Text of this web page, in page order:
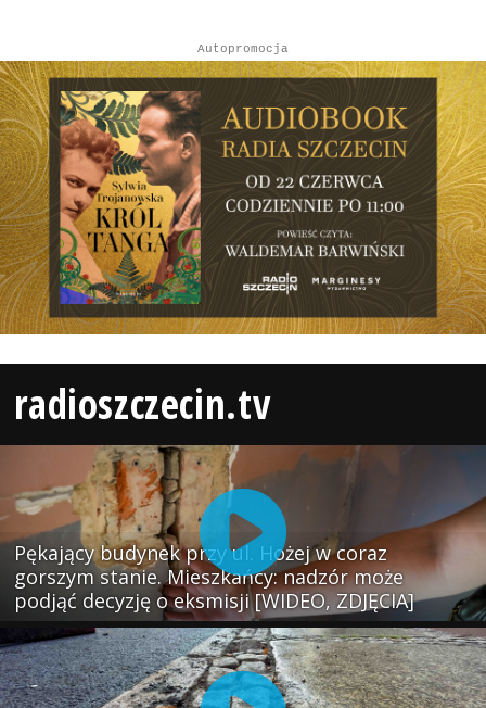
Autopromocja
radioszczecin.tv
Pękający budynek przy ul. Hożej w coraz
gorszym stanie. Mieszkańcy: nadzór może
podjąć decyzję o eksmisji [WIDEO, ZDJĘCIA]